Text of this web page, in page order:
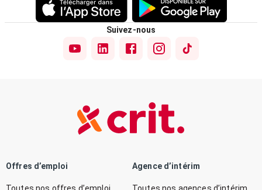
Suivez-nous
Offres d’emploi Agence d’intérim